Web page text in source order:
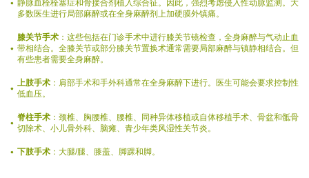
静脉血栓栓塞症和骨接合剂植入综合征。因此，强烈考虑侵入性动脉监测。大
多数医生进行局部麻醉或在全身麻醉剂上加硬膜外镇痛。
膝关节手术 ：这些包括在门诊手术中进行膝关节镜检查，全身麻醉与气动止血
带相结合。全膝关节或部分膝关节置换术通常需要局部麻醉与镇静相结合。但
有些患者需要全身麻醉。
上肢手术 ：肩部手术和手外科通常在全身麻醉下进行。医生可能会要求控制性
低血压。
脊柱手术 ：颈椎、胸腰椎、腰椎、同种异体移植或自体移植手术、骨盆和骶骨
切除术、小儿骨外科、脑瘫、青少年类风湿性关节炎。
下肢手术 ：大腿/腿、膝盖、脚踝和脚。